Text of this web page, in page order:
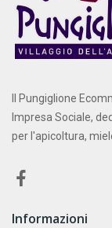
Il Pungiglione
Impresa Sociale,
per l'apicoltura,
Informazioni